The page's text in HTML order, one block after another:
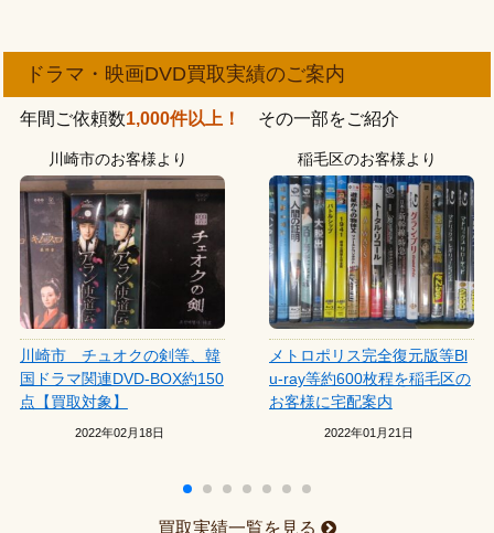
ドラマ・映画DVD買取実績のご案内
年間ご依頼数1,000件以上！ その一部をご紹介
川崎市のお客様より
川崎市 チュオクの剣等、韓
国ドラマ関連DVD-BOX約150
点【買取対象】
2022年02月18日
稲毛区のお客様より
メトロポリス完全復元版等Bl
u-ray等約600枚程を稲毛区の
お客様に宅配案内
2022年01月21日
買取実績一覧を見る